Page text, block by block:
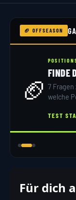
🏈 OFFSEASON
🏈
FINDE
7 Fragen
welche
TEST
Für dich